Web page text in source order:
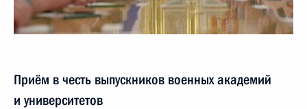
Приём в честь выпускников военных академий
и университетов